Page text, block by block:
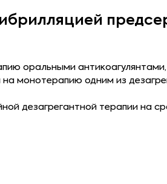
оральными
монотерапию одним из
дезагрегантной терапии на